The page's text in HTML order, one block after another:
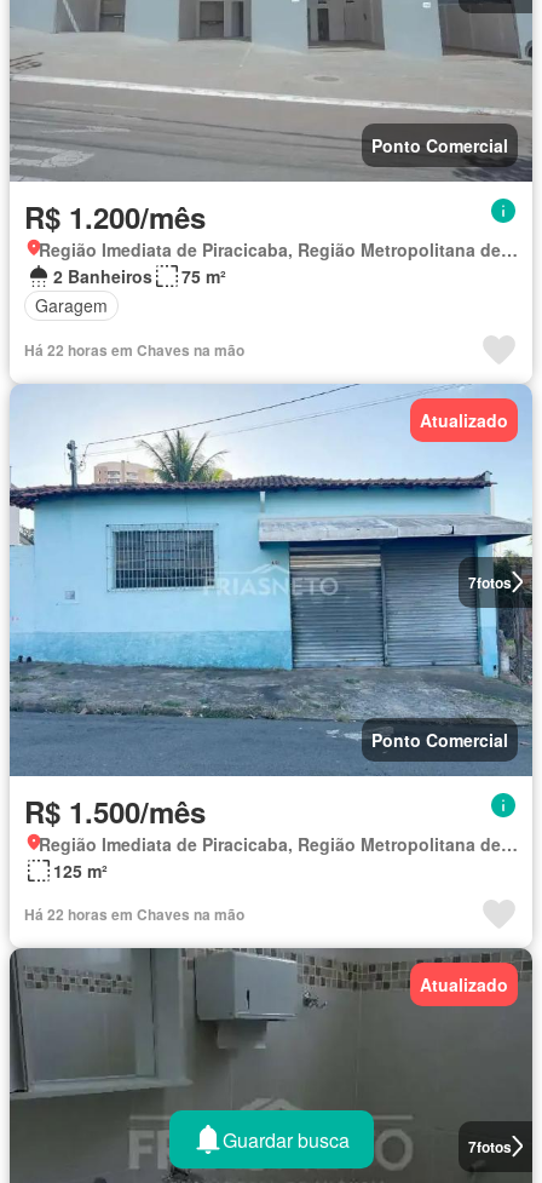
Ponto Comercial
R$ 1.200/mês
Região Imediata de Piracicaba, Região Metropolitana de Piracicaba
2 Banheiros
75 m²
Garagem
Há 22 horas em Chaves na mão
7fotos
Atualizado
Ponto Comercial
R$ 1.500/mês
Região Imediata de Piracicaba, Região Metropolitana de Piracicaba
125 m²
Há 22 horas em Chaves na mão
7fotos
Atualizado
Guardar busca